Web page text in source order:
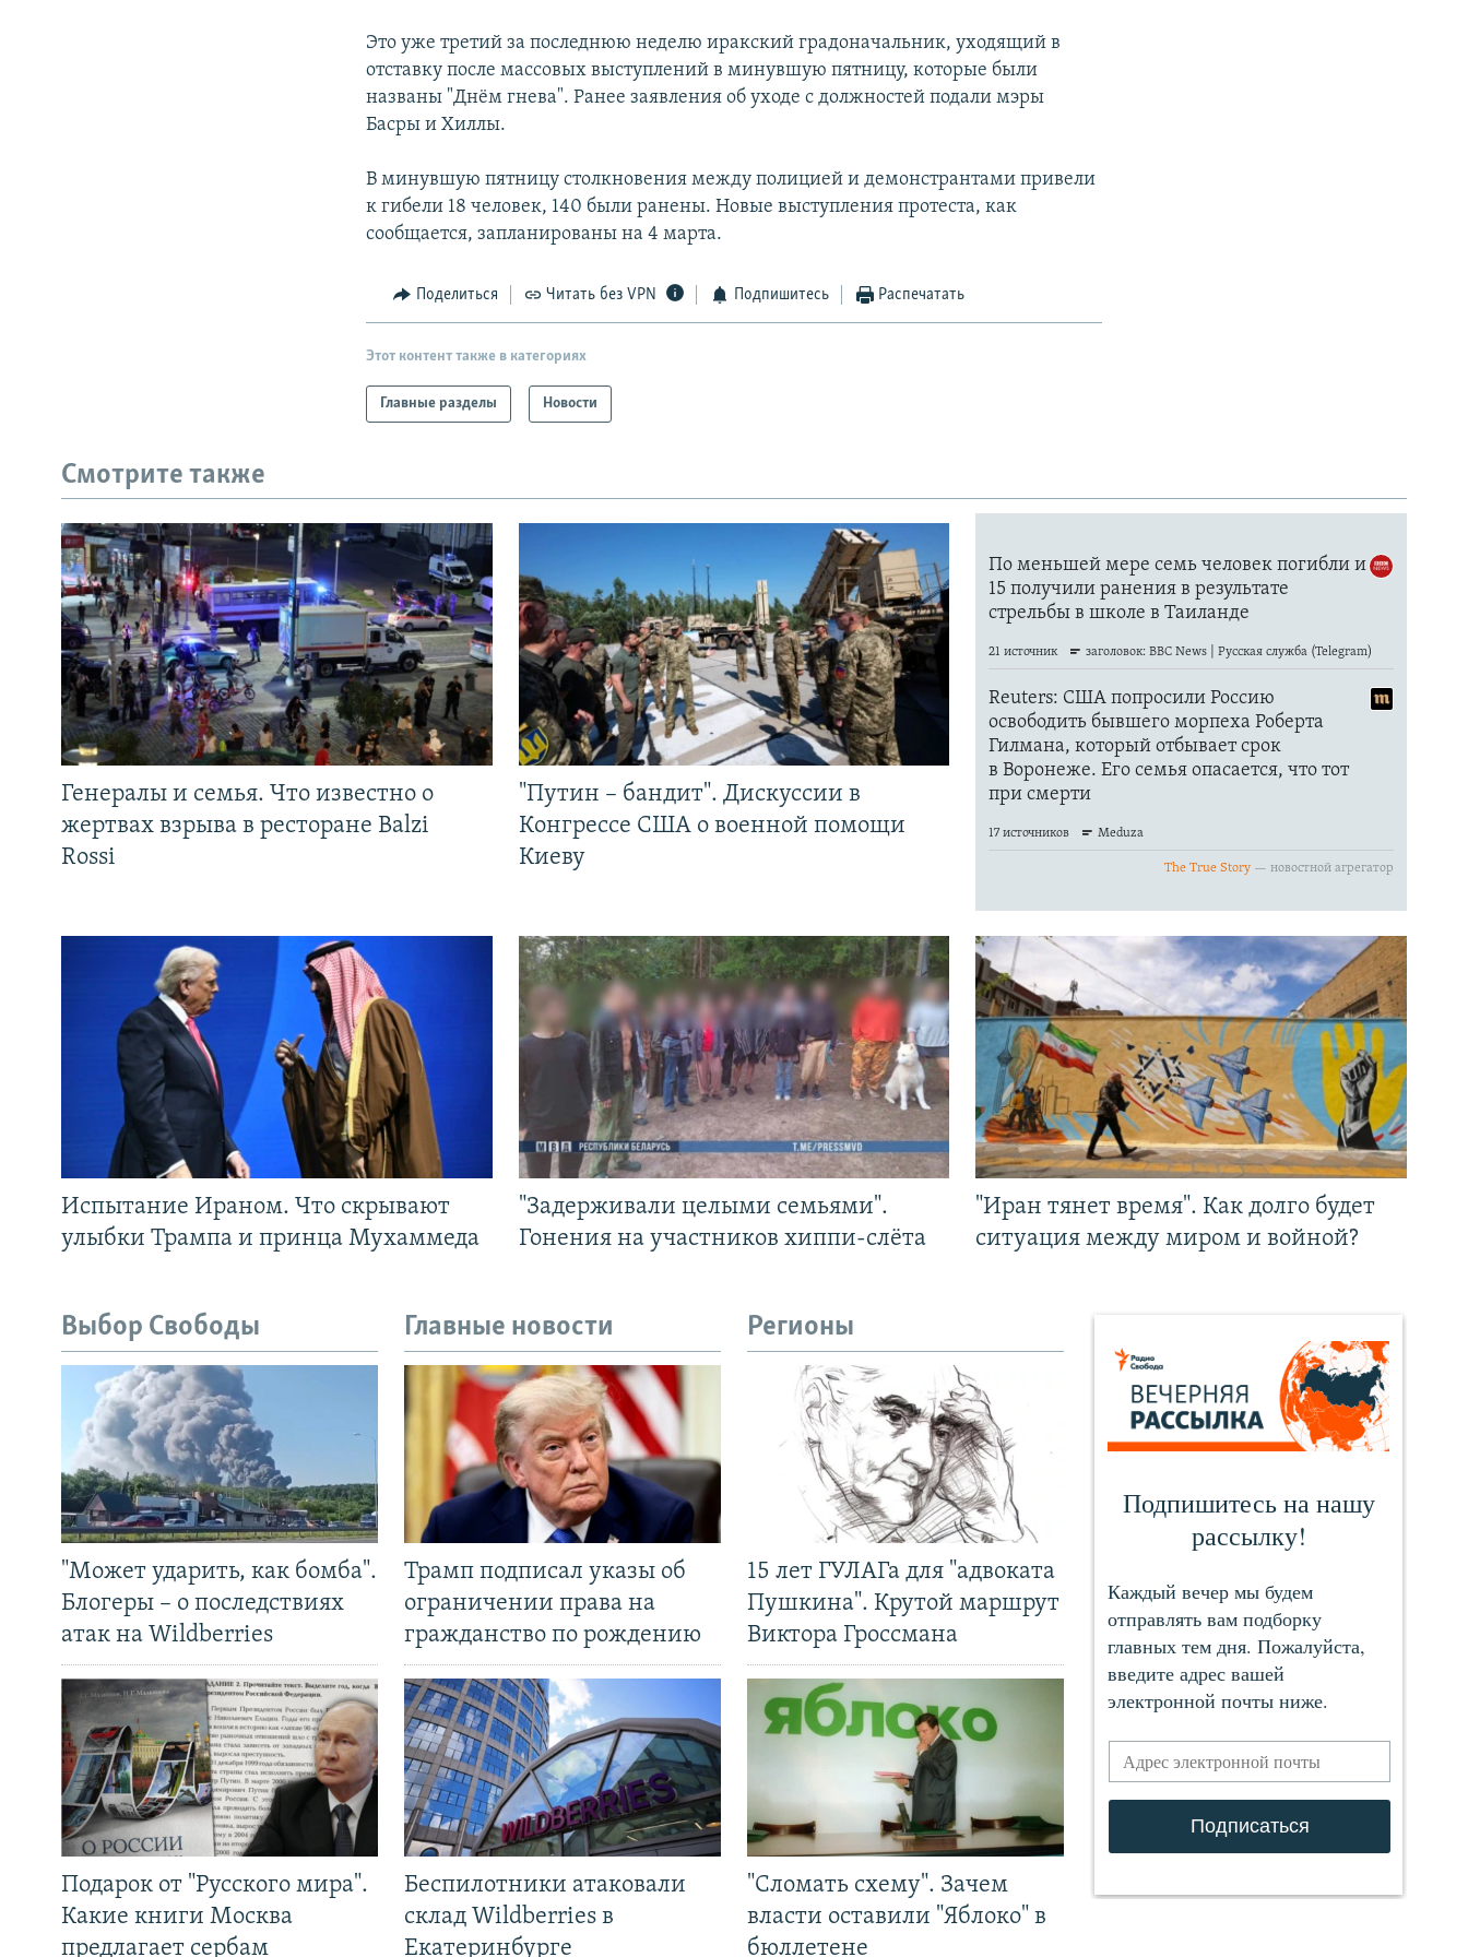
Это уже третий за последнюю неделю иракский градоначальник, уходящий в
отставку после массовых выступлений в минувшую пятницу, которые были
названы "Днём гнева". Ранее заявления об уходе с должностей подали мэры
Басры и Хиллы.
В минувшую пятницу столкновения между полицией и демонстрантами привели
к гибели 18 человек, 140 были ранены. Новые выступления протеста, как
сообщается, запланированы на 4 марта.
Поделиться Читать без VPN Подпишитесь Распечатать
Этот контент также в категориях
Главные разделы Новости
Смотрите также
Генералы и семья. Что известно о
жертвах взрыва в ресторане Balzi
Rossi
"Путин – бандит". Дискуссии в
Конгрессе США о военной помощи
Киеву
Испытание Ираном. Что скрывают
улыбки Трампа и принца Мухаммеда
"Задерживали целыми семьями".
Гонения на участников хиппи-слёта
"Иран тянет время". Как долго будет
ситуация между миром и войной?
Выбор Свободы
"Может ударить, как бомба".
Блогеры – о последствиях
атак на Wildberries
Подарок от "Русского мира".
Какие книги Москва
предлагает сербам
Главные новости
Трамп подписал указы об
ограничении права на
гражданство по рождению
Беспилотники атаковали
склад Wildberries в
Екатеринбурге
Регионы
15 лет ГУЛАГа для "адвоката
Пушкина". Крутой маршрут
Виктора Гроссмана
"Сломать схему". Зачем
власти оставили "Яблоко" в
бюллетене